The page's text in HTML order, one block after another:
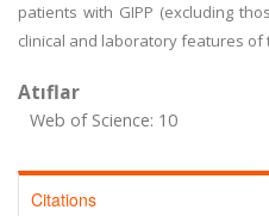
patients with GIPP (excluding
clinical and laboratory features of
Atıflar
Web of Science: 10
Citations